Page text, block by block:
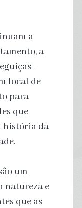
a
a
local de
para
que
história da
um
natureza e
que as